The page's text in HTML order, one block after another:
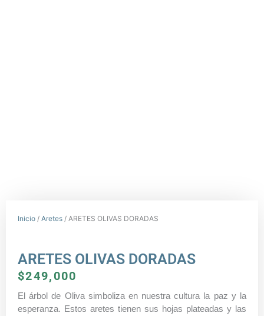
Inicio / Aretes / ARETES OLIVAS DORADAS
ARETES OLIVAS DORADAS
$249,000
El árbol de Oliva simboliza en nuestra cultura la paz y la
esperanza. Estos aretes tienen sus hojas plateadas y las